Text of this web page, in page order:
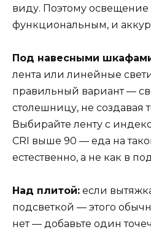
виду. Поэтому
функциональным, и
Под навесными
лента или линейные
правильный вариант —
столешницу, не создавая
Выбирайте ленту с
CRI выше 90 — еда на
естественно, а не как в
Над плитой: если
подсветкой — этого
нет — добавьте один